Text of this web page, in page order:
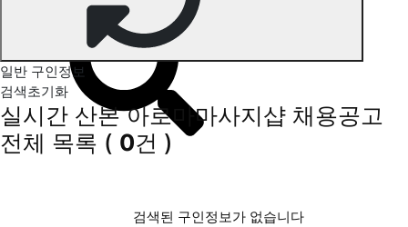
일반 구인정보
검색초기화
실시간 산본 아로마마사지샵 채용공고
전체 목록 ( 0건 )
검색된 구인정보가 없습니다